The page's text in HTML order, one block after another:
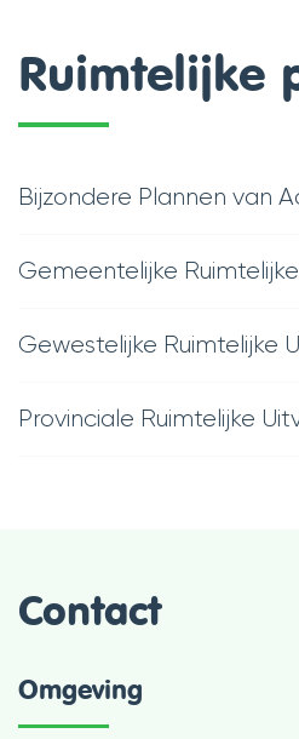
Ruimtelijke
Thema's
Bijzondere Plannen van
Gemeentelijke
Gewestelijke Ruimtelijke
Provinciale Ruimtelijke
Contact
Omgeving